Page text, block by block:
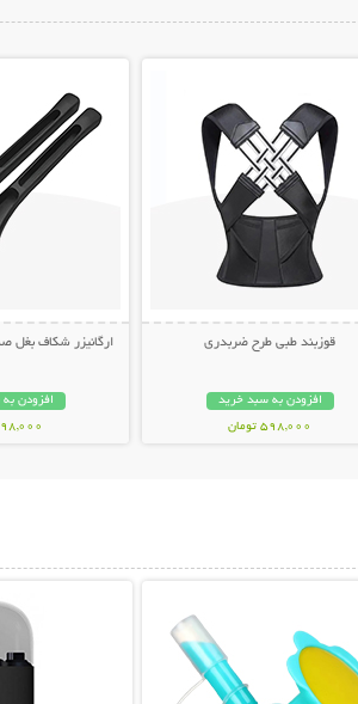
قوزبند طبی طرح ضربدری
افزودن به سبد خرید
598,000 تومان
ارگانیزر شکاف بغل
افزودن
498,000